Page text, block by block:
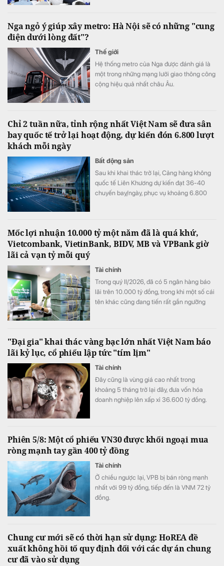
Nga ngỏ ý giúp xây metro: Hà Nội sẽ có những "cung
điện dưới lòng đất"?
Thế giới
Hệ thống metro của Nga được đánh giá là
một trong những mạng lưới giao thông công
cộng hiệu quả nhất châu Âu.
Chỉ 2 tuần nữa, tỉnh rộng nhất Việt Nam sẽ đưa sân
bay quốc tế trở lại hoạt động, dự kiến đón 6.800 lượt
khách mỗi ngày
Bất động sản
Sau khi khai thác trở lại, Cảng hàng không
quốc tế Liên Khương dự kiến đạt 36-40
chuyến bay/ngày, phục vụ khoảng 6.800
Mốc lợi nhuận 10.000 tỷ một năm đã là quá khứ,
Vietcombank, VietinBank, BIDV, MB và VPBank giờ
lãi cả vạn tỷ mỗi quý
Tài chính
Trong quý II/2026, đã có 5 ngân hàng báo
lãi trên 10.000 tỷ đồng, trong khi một số cái
tên khác cũng đang tiến rất gần ngưỡng
"Đại gia" khai thác vàng bạc lớn nhất Việt Nam báo
lãi kỷ lục, cổ phiếu lập tức "tím lịm"
Tài chính
Đây cũng là vùng giá cao nhất trong
khoảng 5 tháng trở lại đây, đưa vốn hóa
doanh nghiệp lên xấp xỉ 36.600 tỷ đồng.
Phiên 5/8: Một cổ phiếu VN30 được khối ngoại mua
ròng mạnh tay gần 400 tỷ đồng
Tài chính
Ở chiều ngược lại, VPB bị bán ròng mạnh
nhất với 99 tỷ đồng, tiếp đến là VNM 72 tỷ
đồng.
Chung cư mới sẽ có thời hạn sử dụng: HoREA đề
xuất không hồi tố quy định đối với các dự án chung
cư đã vào sử dụng